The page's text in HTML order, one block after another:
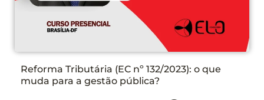
Reforma Tributária (EC nº 132/2023): o que
muda para a gestão pública?